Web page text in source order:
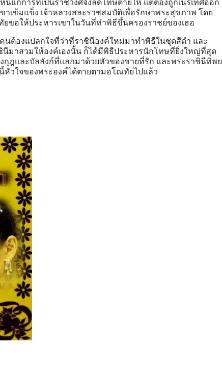
นแก่การที่เป็นราชวงศ์จึงลดโทษตายให้ แต่ต้องถูกเนรเทศออก
าเข้มแข็ง เจ้าหลวงสละราชสมบัติเพื่อรักษาพระสุขภาพ โดย
ขอให้ประหารเขาในวันที่ทำพิธีขึ้นครองราชย์ของเธอ
ต้องแปลกใจที่ว่าที่ราชินีองค์ใหม่มาทำพิธีในชุดสีดำ และ
มาสวมให้องค์เองนั้น ก็ได้มีพิธีประหารนักโทษที่ยิ่งใหญ่ที่สุด
กุฎและบัลลังก์ที่แลกมาด้วยหัวของชายที่รัก และพระราชินีทิพย
หัวใจของพระองค์ได้ตายตามอโณทัยไปแล้ว